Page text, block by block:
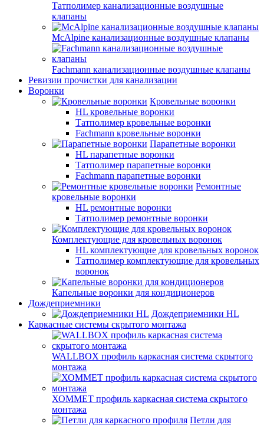
Татполимер канализационные воздушные
клапаны
McAlpine канализационные воздушные клапаны
Fachmann канализационные воздушные клапаны
Ревизии прочистки для канализации
Воронки
Кровельные воронки
HL кровельные воронки
Татполимер кровельные воронки
Fachmann кровельные воронки
Парапетные воронки
HL парапетные воронки
Татполимер парапетные воронки
Fachmann парапетные воронки
Ремонтные
кровельные воронки
HL ремонтные воронки
Татполимер ремонтные воронки
Комплектующие для кровельных воронок
HL комплектующие для кровельных воронок
Татполимер комплектующие для кровельных
воронок
Капельные воронки для кондиционеров
Дождеприемники
Дождеприемники HL
Каркасные системы скрытого монтажа
WALLBOX профиль каркасная система скрытого
монтажа
ХОММЕТ профиль каркасная система скрытого
монтажа
Петли для